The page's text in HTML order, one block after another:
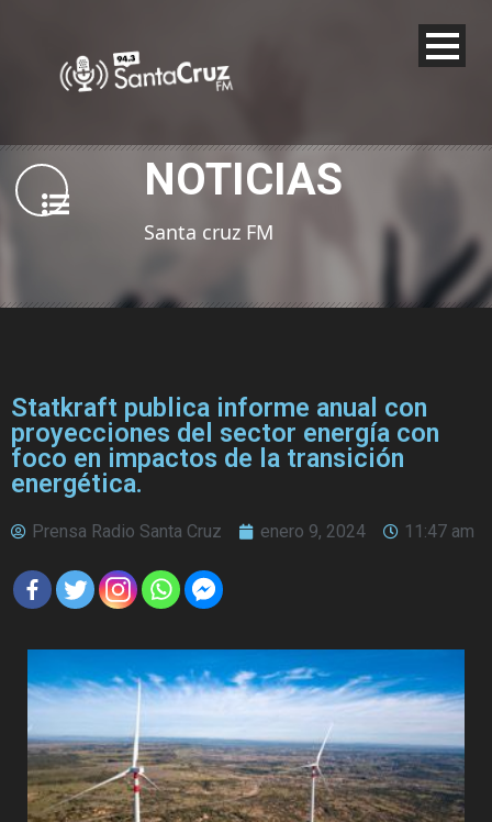
NOTICIAS
Santa cruz FM
Statkraft publica informe anual con
proyecciones del sector energía con
foco en impactos de la transición
energética.
Prensa Radio Santa Cruz enero 9, 2024 11:47 am